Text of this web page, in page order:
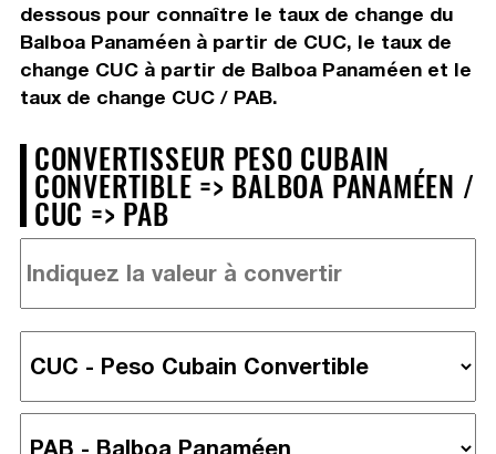
dessous pour connaître le taux de change du
Balboa Panaméen à partir de CUC, le taux de
change CUC à partir de Balboa Panaméen et le
taux de change CUC / PAB.
CONVERTISSEUR PESO CUBAIN
CONVERTIBLE => BALBOA PANAMÉEN /
CUC => PAB